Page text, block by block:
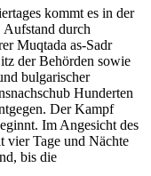
kommt es in der
Aufstand durch
Muqtada as-Sadr
der Behörden sowie
bulgarischer
Hunderten
Der Kampf
Im Angesicht des
vier Tage und Nächte
bis die